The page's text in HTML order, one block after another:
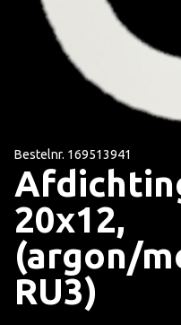
Bestelnr. 169513941
20x12,
(argon/
RU3)